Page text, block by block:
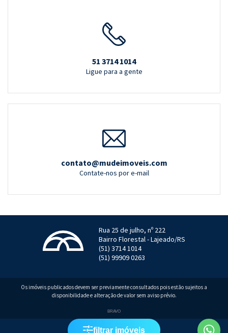
Localizar
51 3714 1014
Ligue para a gente
contato@mudeimoveis.com
Contate-nos por e-mail
Rua 25 de julho, nº 222
Bairro Florestal - Lajeado/RS
(51) 3714 1014
(51) 99909 0263
Os imóveis publicados devem ser previamente consultados pois estão sujeitos a
disponibilidade e alteração de valor sem aviso prévio.
BRAVO
filtrar imóveis